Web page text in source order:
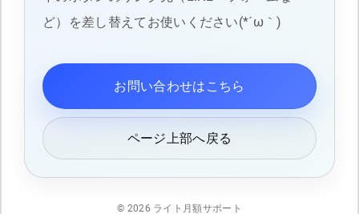
ど）を差し替えてお使いください(*´ω｀)
お問い合わせはこちら
ページ上部へ戻る
© 2026 ライト月額サポート